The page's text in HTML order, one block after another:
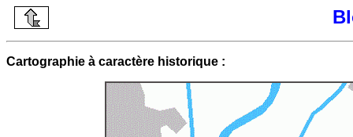
Cartographie à caractère historique :